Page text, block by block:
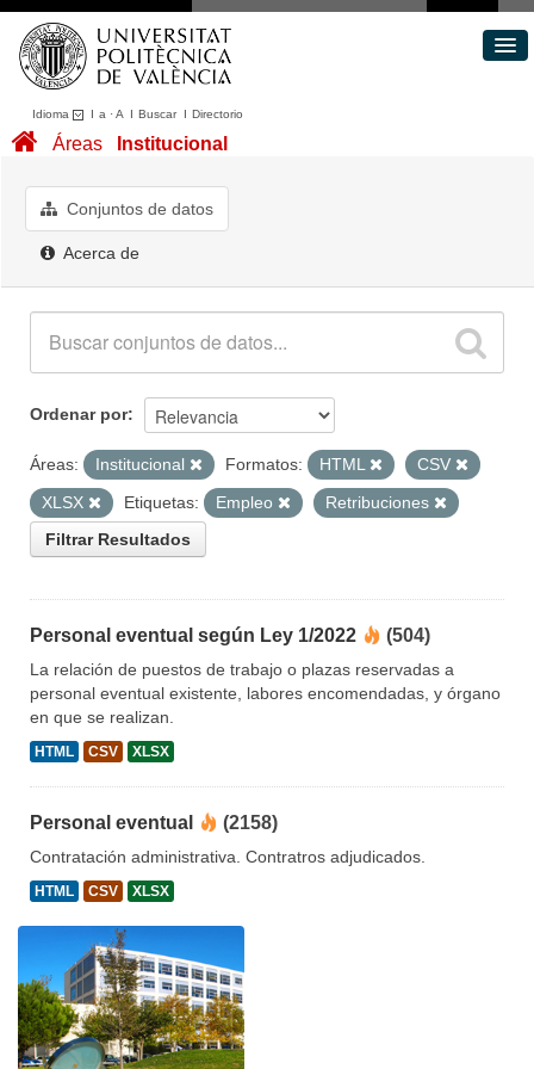
Idioma I a ·A I BuscarI Directorio
Conjuntos de datos
Acerca de
Áreas Institucional
Conjuntos de datos
Acerca de
Ordenar por
Áreas: Institucional Formatos: HTML
CSV
XLSX
Etiquetas: Empleo
Retribuciones
Filtrar Resultados
Personal eventual según Ley 1/2022 (504)
La relación de puestos de trabajo o plazas reservadas a
personal eventual existente, labores encomendadas, y órgano
en que se realizan.
HTML CSV XLSX
Personal eventual (2158)
Contratación administrativa. Contratros adjudicados.
HTML CSV XLSX